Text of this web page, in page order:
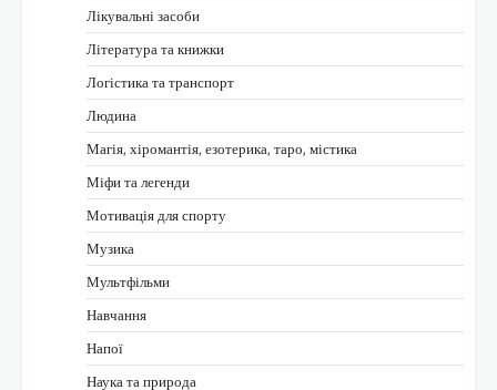
Лікувальні засоби
Література та книжки
Логістика та транспорт
Людина
Магія, хіромантія, езотерика, таро, містика
Міфи та легенди
Мотивація для спорту
Музика
Мультфільми
Навчання
Напої
Наука та природа